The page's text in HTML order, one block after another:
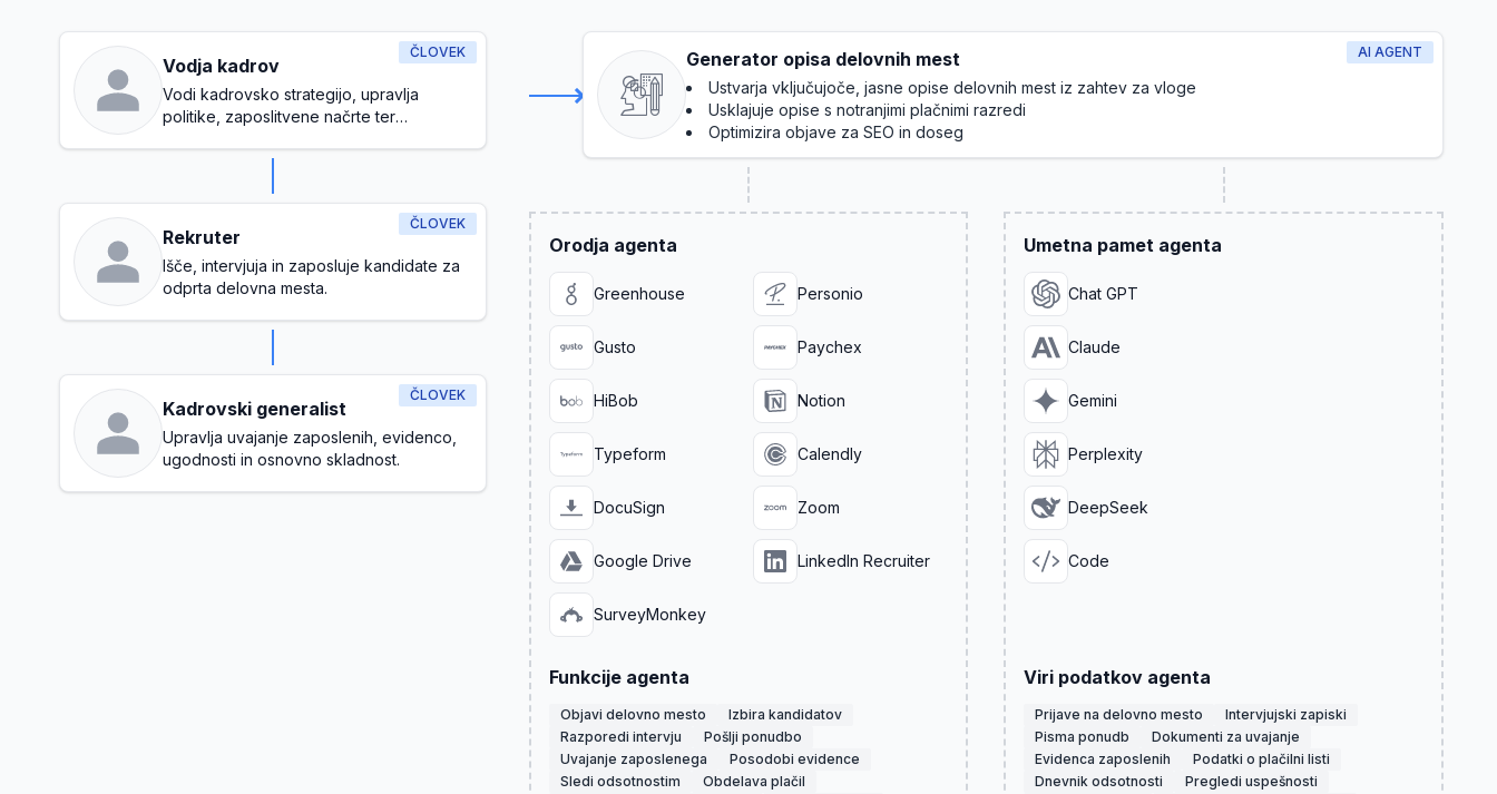
ČLOVEK
Vodja kadrov
Vodi kadrovsko strategijo, upravlja
politike, zaposlitvene načrte ter
ČLOVEK
Rekruter
Išče, intervjuja in zaposluje kandidate za
odprta delovna mesta.
ČLOVEK
Kadrovski generalist
Upravlja uvajanje zaposlenih, evidenco,
ugodnosti in osnovno skladnost.
AI AGENT
Generator opisa delovnih mest
Ustvarja vključujoče, jasne opise delovnih mest iz zahtev za vloge
Usklajuje opise s notranjimi plačnimi razredi
Optimizira objave za SEO in doseg
Orodja agenta
Greenhouse Personio
Gusto Paychex
HiBob Notion
Typeform Calendly
DocuSign Zoom
Google Drive LinkedIn Recruiter
SurveyMonkey
Funkcije agenta
Objavi delovno mesto
Izbira kandidatov
Razporedi intervju
Pošlji ponudbo
Uvajanje zaposlenega
Posodobi evidence
Sledi odsotnostim
Obdelava plačil
Umetna pamet agenta
Chat GPT
Claude
Gemini
Perplexity
DeepSeek
Code
Viri podatkov agenta
Prijave na delovno mesto
Intervjujski zapiski
Pisma ponudb
Dokumenti za uvajanje
Evidenca zaposlenih
Podatki o plačilni listi
Dnevnik odsotnosti
Pregledi uspešnosti